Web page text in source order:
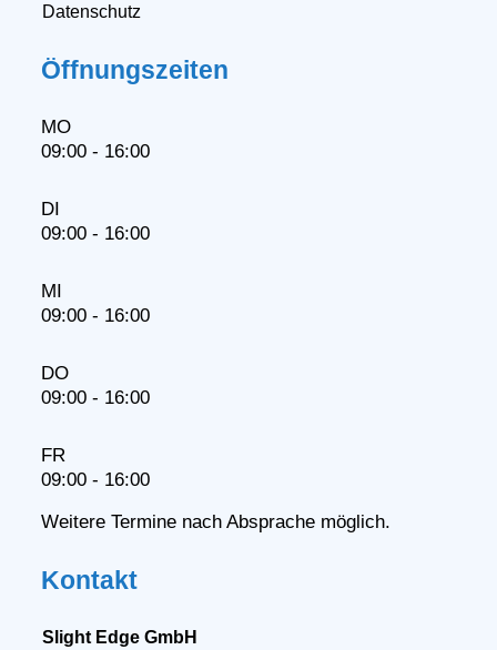
Datenschutz
Öffnungszeiten
MO
09:00 - 16:00
DI
09:00 - 16:00
MI
09:00 - 16:00
DO
09:00 - 16:00
FR
09:00 - 16:00
Weitere Termine nach Absprache möglich.
Kontakt
Slight Edge GmbH